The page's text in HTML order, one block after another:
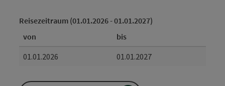
Reisezeitraum (01.01.2026 - 01.01.2027)
von
bis
01.01.2026
01.01.2027